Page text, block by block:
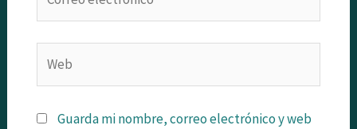
electrónico*
Guarda mi nombre, correo electrónico y web